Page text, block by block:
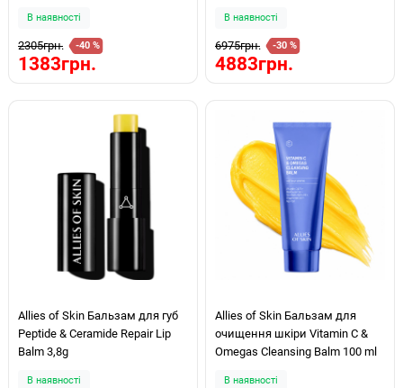
В наявності
2305грн. -40 %
1383грн.
В наявності
6975грн. -30 %
4883грн.
Allies of Skin Бальзам для губ
Peptide & Ceramide Repair Lip
Balm 3,8g
В наявності
Allies of Skin Бальзам для
очищення шкіри Vitamin C &
Omegas Cleansing Balm 100 ml
В наявності